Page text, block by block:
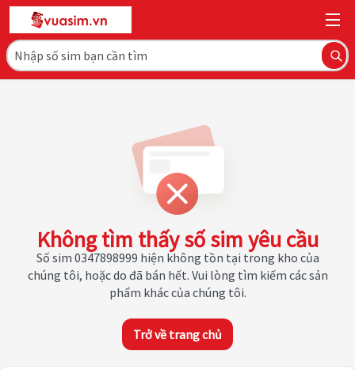
Không tìm thấy số sim yêu cầu
Số sim 0347898999 hiện không tồn tại trong kho của
chúng tôi, hoặc do đã bán hết. Vui lòng tìm kiếm các sản
phẩm khác của chúng tôi.
Trở về trang chủ